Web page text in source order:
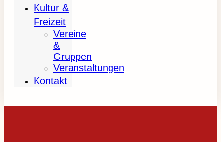
Kultur &
Freizeit
Vereine
&
Gruppen
Veranstaltungen
Kontakt